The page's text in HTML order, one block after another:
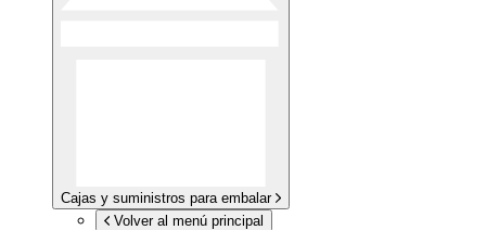
Cajas y suministros para embalar
Volver al menú principal